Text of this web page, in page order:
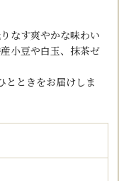
なす爽やかな味わい
小豆や白玉、抹茶ゼ
とときをお届けしま